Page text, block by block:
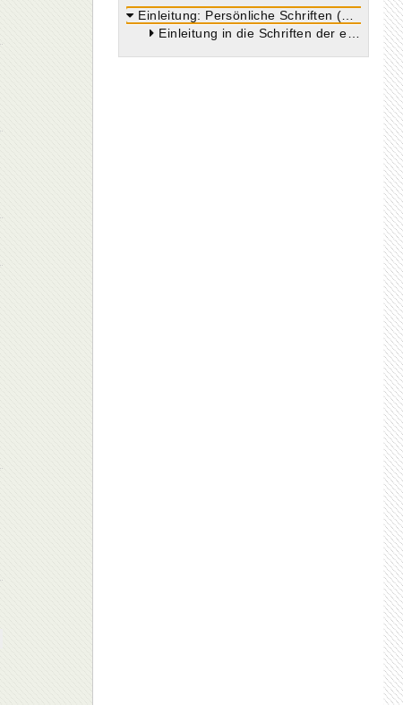
Einleitung: Persönliche Schriften (Über das Pallium oder den Philosophenmantel, über die Geduld und an seine Frau)
Einleitung in die Schriften der ersten Gruppe